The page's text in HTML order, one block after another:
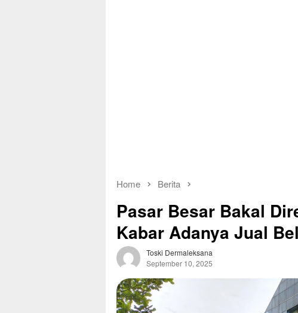
Home Berita
Pasar Besar Bakal
Kabar Adanya Jual
Toski Dermaleksana
September 10, 2025